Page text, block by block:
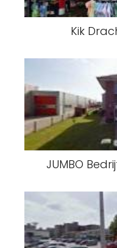
Kik
JUMBO